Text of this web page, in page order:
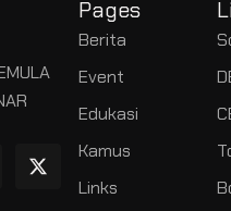
Pages
Berita
Event
Edukasi
Kamus
Links